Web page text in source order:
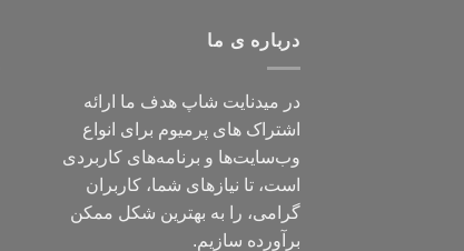
درباره ی ما
در میدنایت شاپ هدف ما ارائه
اشتراک های پرمیوم برای انواع
وب‌سایت‌ها و برنامه‌های کاربردی
است، تا نیازهای شما، کاربران
گرامی، را به بهترین شکل ممکن
برآورده سازیم.